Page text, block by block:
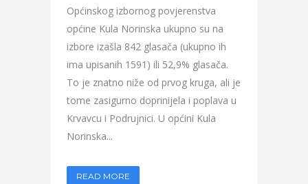
Općinskog izbornog povjerenstva
općine Kula Norinska ukupno su na
izbore izašla 842 glasača (ukupno ih
ima upisanih 1591) ili 52,9% glasača.
To je znatno niže od prvog kruga, ali je
tome zasigurno doprinijela i poplava u
Krvavcu i Podrujnici. U općini Kula
Norinska...
READ MORE